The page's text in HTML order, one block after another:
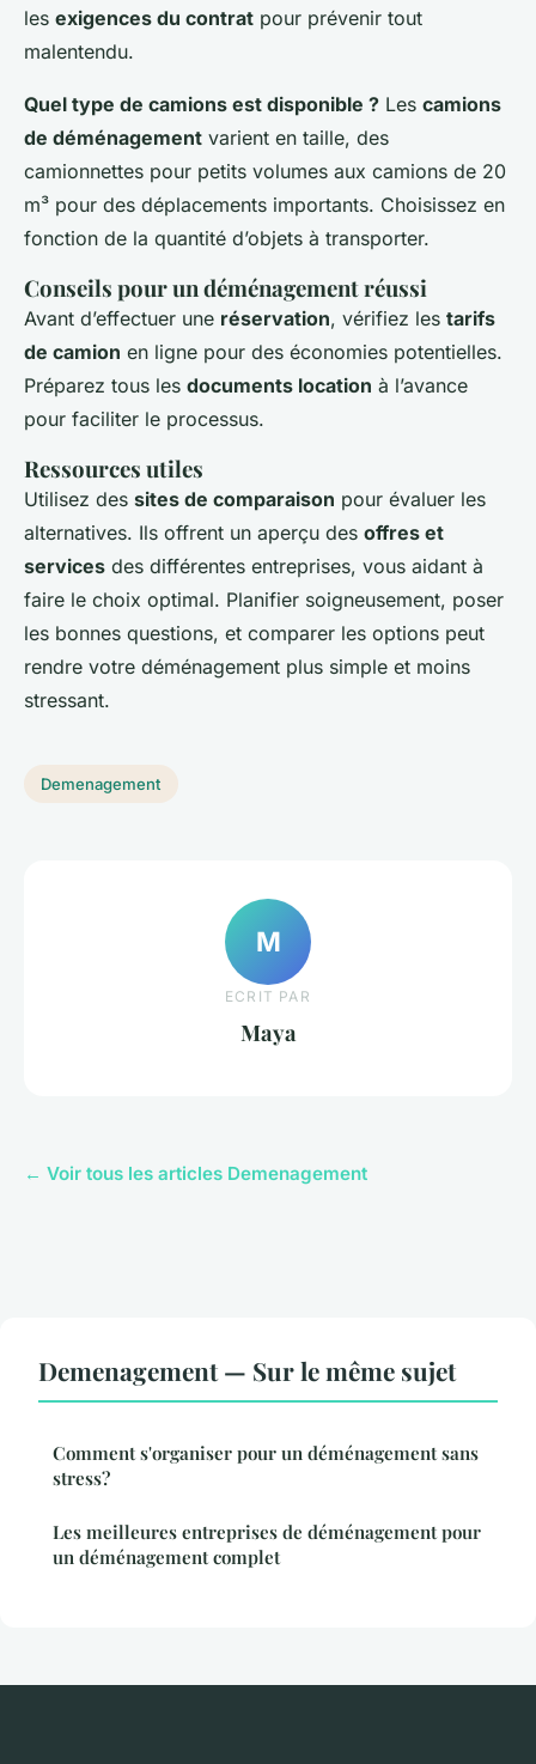
les exigences du contrat pour prévenir tout
malentendu.
Quel type de camions est disponible ? Les camions
de déménagement varient en taille, des
camionnettes pour petits volumes aux camions de 20
m³ pour des déplacements importants. Choisissez en
fonction de la quantité d’objets à transporter.
Conseils pour un déménagement réussi
Avant d’effectuer une réservation, vérifiez les tarifs
de camion en ligne pour des économies potentielles.
Préparez tous les documents location à l’avance
pour faciliter le processus.
Ressources utiles
Utilisez des sites de comparaison pour évaluer les
alternatives. Ils offrent un aperçu des offres et
services des différentes entreprises, vous aidant à
faire le choix optimal. Planifier soigneusement, poser
les bonnes questions, et comparer les options peut
rendre votre déménagement plus simple et moins
stressant.
Demenagement
M
ECRIT PAR
Maya
← Voir tous les articles Demenagement
Demenagement — Sur le même sujet
Comment s'organiser pour un déménagement sans
stress?
Les meilleures entreprises de déménagement pour
un déménagement complet